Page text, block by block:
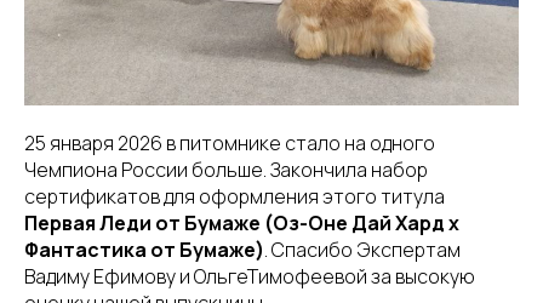
25 января 2026 в питомнике стало на одного
Чемпиона России больше. Закончила набор
сертификатов для оформления этого титула
Первая Леди от Бумаже (Оз-Оне Дай Хард х
Фантастика от Бумаже). Спасибо Экспертам
Вадиму Ефимову и ОльгеТимофеевой за высокую